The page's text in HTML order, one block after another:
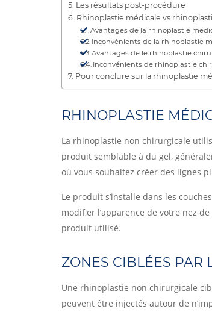
Les résultats post-procédure
Rhinoplastie médicale vs
Avantages de la rhinoplastie
Inconvénients de la rhinoplastie
Avantages de le rhinoplastie
Inconvénients de rhinoplastie
Pour conclure sur la rhinoplastie
RHINOPLASTIE
La rhinoplastie non chirurgicale
produit semblable à du gel,
où vous souhaitez créer des lignes
Le produit s’installe dans les
modifier l’apparence de votre nez de
produit utilisé.
ZONES CIBLÉES PAR
Une rhinoplastie non chirurgicale
peuvent être injectés autour de